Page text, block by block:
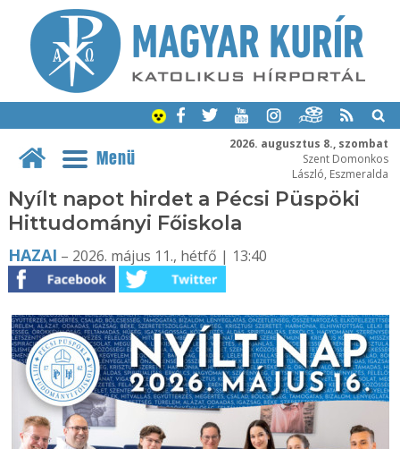
2026. augusztus 8., szombat
Szent Domonkos
László, Eszmeralda
Menü
Nyílt napot hirdet a Pécsi Püspöki
Hittudományi Főiskola
HAZAI – 2026. május 11., hétfő | 13:40